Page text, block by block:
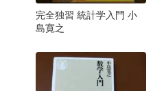
完全独習 統計学入門 小
島寛之